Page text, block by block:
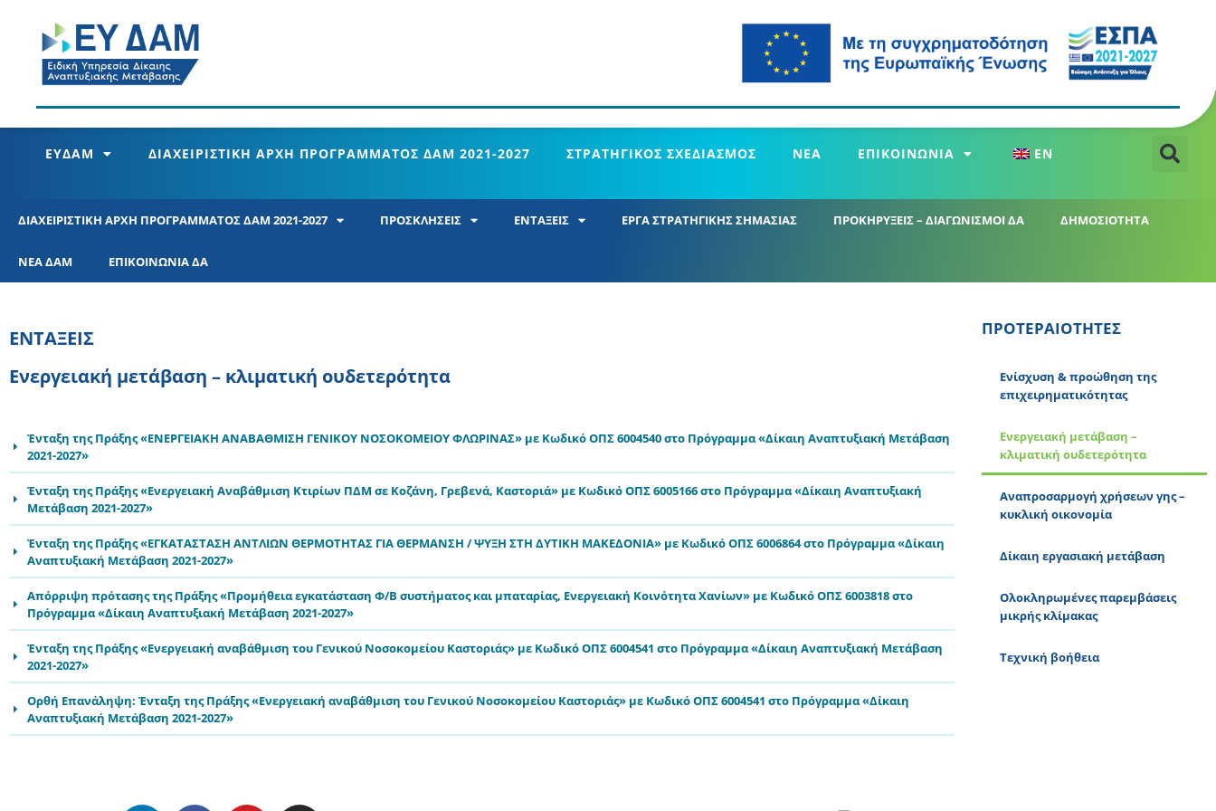
ΕΥΔΑΜ ΔΙΑΧΕΙΡΙΣΤΙΚΗ ΑΡΧΗ ΠΡΟΓΡΑΜΜΑΤΟΣ ΔΑΜ 2021-2027 ΣΤΡΑΤΗΓΙΚΟΣ ΣΧΕΔΙΑΣΜΟΣ ΝΕΑ ΕΠΙΚΟΙΝΩΝΙΑ EN
ΔΙΑΧΕΙΡΙΣΤΙΚΗ ΑΡΧΗ ΠΡΟΓΡΑΜΜΑΤΟΣ ΔΑΜ 2021-2027 ΠΡΟΣΚΛΗΣΕΙΣ ΕΝΤΑΞΕΙΣ ΕΡΓΑ ΣΤΡΑΤΗΓΙΚΗΣ ΣΗΜΑΣΙΑΣ ΠΡΟΚΗΡΥΞΕΙΣ – ΔΙΑΓΩΝΙΣΜΟΙ ΔΑ ΔΗΜΟΣΙΟΤΗΤΑ
ΝΕΑ ΔΑΜ ΕΠΙΚΟΙΝΩΝΙΑ ΔΑ
ΕΝΤΑΞΕΙΣ
Ενεργειακή μετάβαση – κλιματική ουδετερότητα
Ένταξη της Πράξης «ΕΝΕΡΓΕΙΑΚΗ ΑΝΑΒΑΘΜΙΣΗ ΓΕΝΙΚΟΥ ΝΟΣΟΚΟΜΕΙΟΥ ΦΛΩΡΙΝΑΣ» με Κωδικό ΟΠΣ 6004540 στο Πρόγραμμα «Δίκαιη Αναπτυξιακή Μετάβαση
2021-2027»
Ένταξη της Πράξης «Ενεργειακή Αναβάθμιση Κτιρίων ΠΔΜ σε Κοζάνη, Γρεβενά, Καστοριά» με Κωδικό ΟΠΣ 6005166 στο Πρόγραμμα «Δίκαιη Αναπτυξιακή
Μετάβαση 2021-2027»
Ένταξη της Πράξης «ΕΓΚΑΤΑΣΤΑΣΗ ΑΝΤΛΙΩΝ ΘΕΡΜΟΤΗΤΑΣ ΓΙΑ ΘΕΡΜΑΝΣΗ / ΨΥΞΗ ΣΤΗ ΔΥΤΙΚΗ ΜΑΚΕΔΟΝΙΑ» με Κωδικό ΟΠΣ 6006864 στο Πρόγραμμα «Δίκαιη
Αναπτυξιακή Μετάβαση 2021-2027»
Απόρριψη πρότασης της Πράξης «Προμήθεια εγκατάσταση Φ/Β συστήματος και μπαταρίας, Ενεργειακή Κοινότητα Χανίων» με Κωδικό ΟΠΣ 6003818 στο
Πρόγραμμα «Δίκαιη Αναπτυξιακή Μετάβαση 2021-2027»
Ένταξη της Πράξης «Ενεργειακή αναβάθμιση του Γενικού Νοσοκομείου Καστοριάς» με Κωδικό ΟΠΣ 6004541 στο Πρόγραμμα «Δίκαιη Αναπτυξιακή Μετάβαση
2021-2027»
Ορθή Επανάληψη: Ένταξη της Πράξης «Ενεργειακή αναβάθμιση του Γενικού Νοσοκομείου Καστοριάς» με Κωδικό ΟΠΣ 6004541 στο Πρόγραμμα «Δίκαιη
Αναπτυξιακή Μετάβαση 2021-2027»
ΠΡΟΤΕΡΑΙΟΤΗΤΕΣ
Ενίσχυση & προώθηση της
επιχειρηματικότητας
Ενεργειακή μετάβαση –
κλιματική ουδετερότητα
Αναπροσαρμογή χρήσεων γης –
κυκλική οικονομία
Δίκαιη εργασιακή μετάβαση
Ολοκληρωμένες παρεμβάσεις
μικρής κλίμακας
Τεχνική βοήθεια